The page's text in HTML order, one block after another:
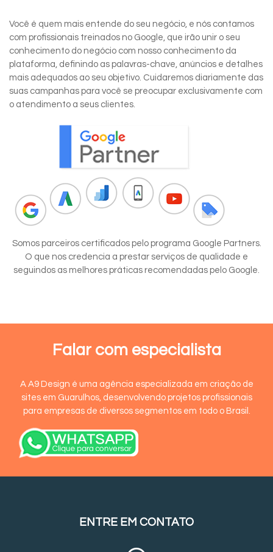
Você é quem mais entende do seu negócio, e nós contamos
com profissionais treinados no Google, que irão unir o seu
conhecimento do negócio com nosso conhecimento da
plataforma, definindo as palavras-chave, anúncios e detalhes
mais adequados ao seu objetivo. Cuidaremos diariamente das
suas campanhas para você se preocupar exclusivamente com
o atendimento a seus clientes.
Somos parceiros certificados pelo programa Google Partners.
O que nos credencia a prestar serviços de qualidade e
seguindos as melhores práticas recomendadas pelo Google.
Falar com especialista
A A9 Design é uma agência especializada em criação de
sites em Guarulhos, desenvolvendo projetos profissionais
para empresas de diversos segmentos em todo o Brasil.
ENTRE EM CONTATO